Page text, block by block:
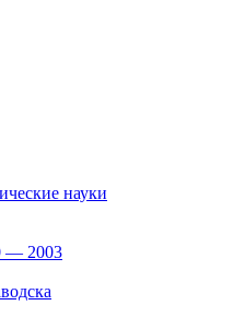
науки
— 2003